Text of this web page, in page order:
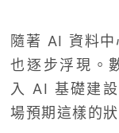
隨著 AI 資料
也逐步浮現。
入 AI 基礎建
場預期這樣的